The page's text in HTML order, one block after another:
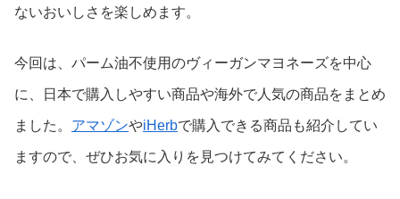
ないおいしさを楽しめます。
今回は、パーム油不使用のヴィーガンマヨネーズを中心
に、日本で購入しやすい商品や海外で人気の商品をまとめ
ました。 アマゾンやiHerbで購入できる商品も紹介してい
ますので、ぜひお気に入りを見つけてみてください。